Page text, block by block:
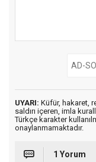
UYARI: Küfür, hakaret,
saldırı içeren, imla
Türkçe karakter
onaylanmamaktadır.
1 Yorum